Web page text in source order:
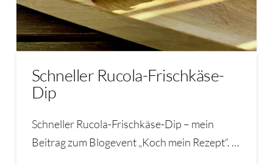
Schneller Rucola-Frischkäse-
Dip
Schneller Rucola-Frischkäse-Dip – mein
Beitrag zum Blogevent „Koch mein Rezept“. …